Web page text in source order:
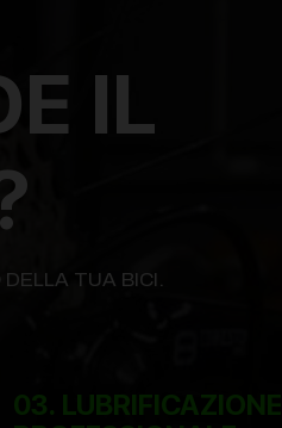
IL
TUA BICI.
03. LUBRIFICAZIONE